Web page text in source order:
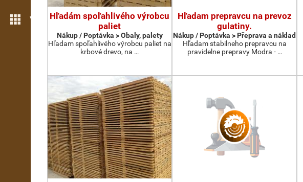
Více možností
Hľadám spoľahlivého výrobcu
paliet
Nákup / Poptávka > Obaly, palety
Hľadam spoľahlivého výrobcu paliet na
krbové drevo, na …
Hľadam prepravcu na prevoz
gulatiny.
Nákup / Poptávka > Přeprava a náklad
Hľadam stabilneho prepravcu na
pravidelne prepravy Modra - …